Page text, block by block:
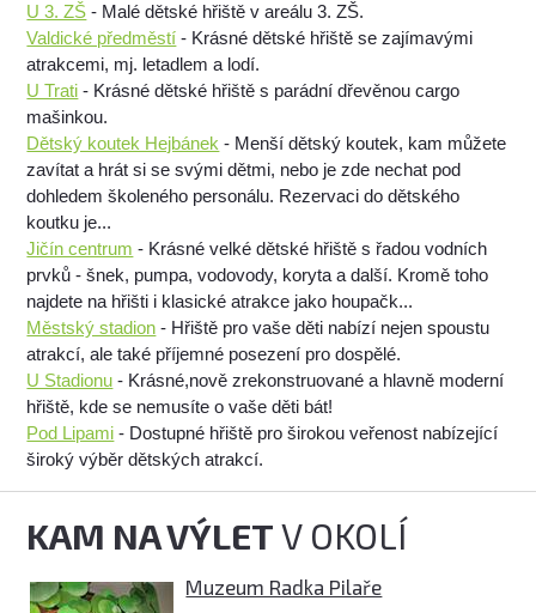
U 3. ZŠ - Malé dětské hřiště v areálu 3. ZŠ.
Valdické předměstí - Krásné dětské hřiště se zajímavými
atrakcemi, mj. letadlem a lodí.
U Trati - Krásné dětské hřiště s parádní dřevěnou cargo
mašinkou.
Dětský koutek Hejbánek - Menší dětský koutek, kam můžete
zavítat a hrát si se svými dětmi, nebo je zde nechat pod
dohledem školeného personálu. Rezervaci do dětského
koutku je...
Jičín centrum - Krásné velké dětské hřiště s řadou vodních
prvků - šnek, pumpa, vodovody, koryta a další. Kromě toho
najdete na hřišti i klasické atrakce jako houpačk...
Městský stadion - Hřiště pro vaše děti nabízí nejen spoustu
atrakcí, ale také příjemné posezení pro dospělé.
U Stadionu - Krásné,nově zrekonstruované a hlavně moderní
hřiště, kde se nemusíte o vaše děti bát!
Pod Lipami - Dostupné hřiště pro širokou veřenost nabízející
široký výběr dětských atrakcí.
KAM NA VÝLETV OKOLÍ
Muzeum Radka Pilaře